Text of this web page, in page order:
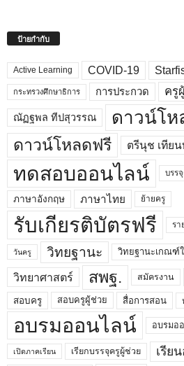
ป้ายกำกับ
Active Learning COVID-19
กระทรวงศึกษาธิการ การประกวด ครู
ณัฏฐพล ทีปสุวรรณ ดาวน์โห
ดาวน์โหลดฟรี ตรีนุช เทียน
ทดสอบออนไลน์ บรร
ภาษาอังกฤษ ภาษาไทย ย้ายครู
รับเกียรติบัตรฟรี รา
วันครู วิทยฐานะ วิทยฐานะเกณฑ์
วิทยาศาสตร์ สพฐ. สมัครงาน
สอบครู สอบครูผู้ช่วย สื่อการสอน
อบรมออนไลน์ อบรมอ
เปิดภาคเรียน เรียกบรรจุครูผู้ช่วย เรีย